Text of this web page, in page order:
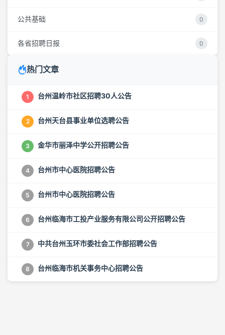
公共基础 0
各省招聘日报 0
热门文章
1 台州温岭市社区招聘30人公告
2 台州天台县事业单位选聘公告
3 金华市丽泽中学公开招聘公告
4 台州市中心医院招聘公告
5 台州市中心医院招聘公告
6 台州临海市工投产业服务有限公司公开招聘公告
7 中共台州玉环市委社会工作部招聘公告
8 台州临海市机关事务中心招聘公告